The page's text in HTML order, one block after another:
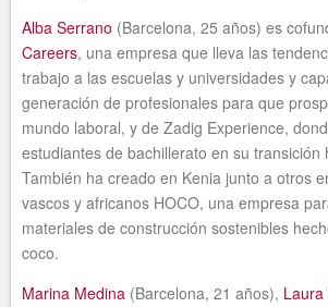
Alba Serrano (Barcelona, 25 años) es
Careers, una empresa que lleva las
trabajo a las escuelas y universidades y
generación de profesionales para que
mundo laboral, y de Zadig Experience,
estudiantes de bachillerato en su transición
También ha creado en Kenia junto a otros
vascos y africanos HOCO, una empresa
materiales de construcción sostenibles
coco.
Marina Medina (Barcelona, 21 años),